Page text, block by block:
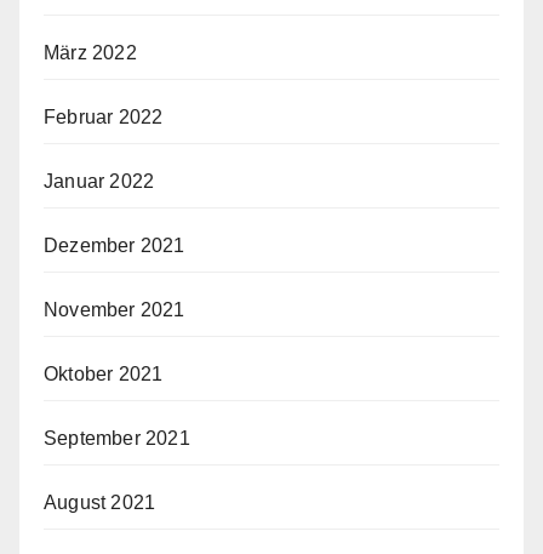
März 2022
Februar 2022
Januar 2022
Dezember 2021
November 2021
Oktober 2021
September 2021
August 2021